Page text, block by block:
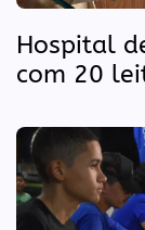
Hospital
com 20